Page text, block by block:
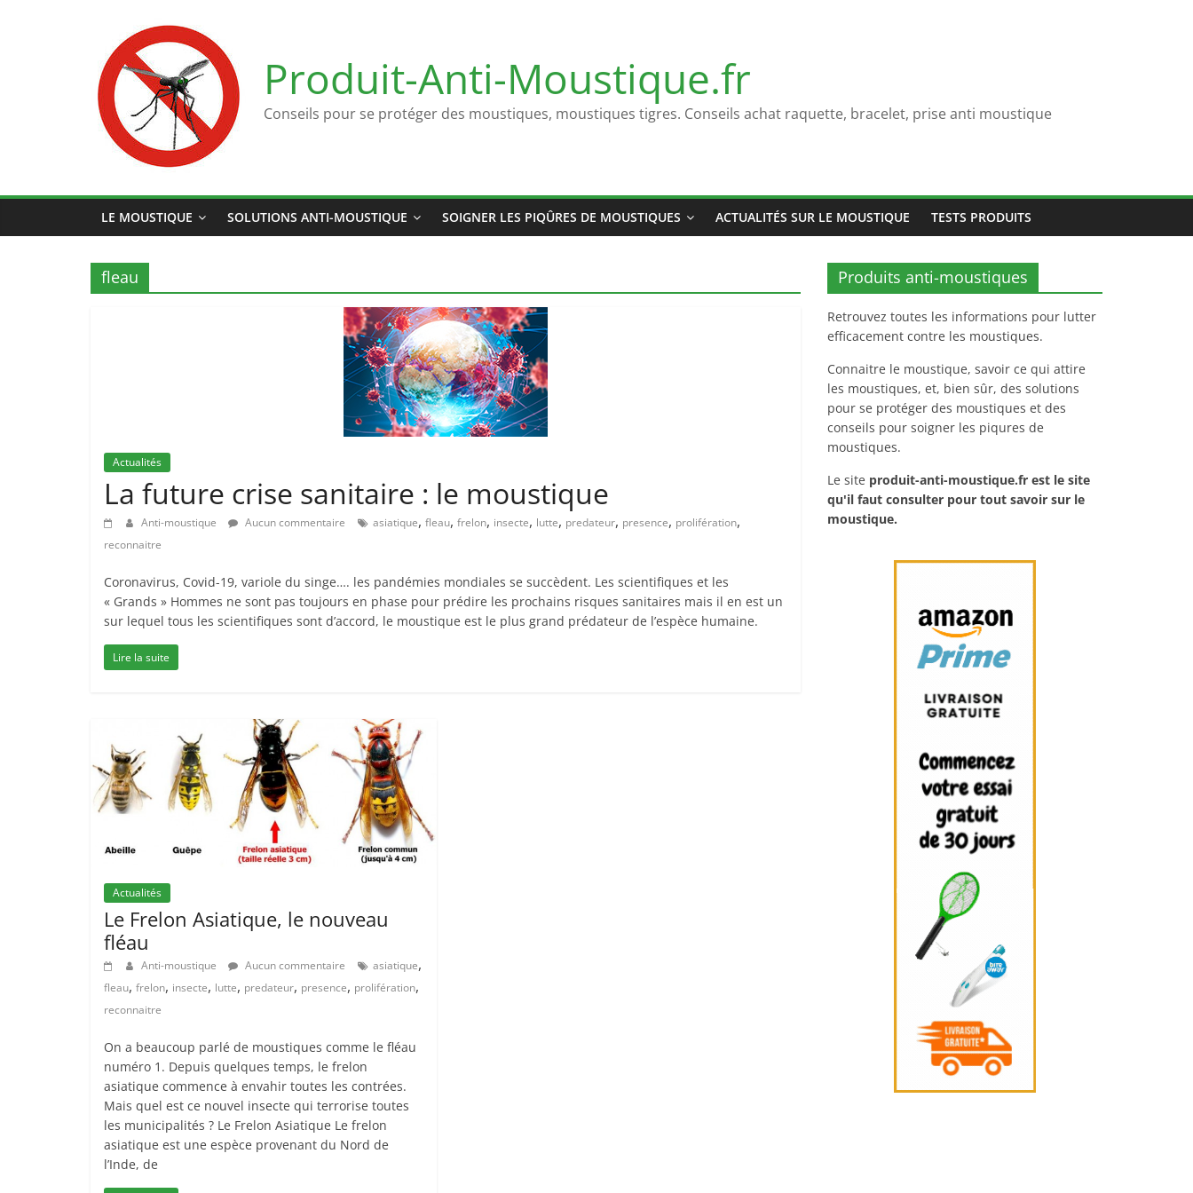
Produit-Anti-Moustique.fr
Conseils pour se protéger des moustiques, moustiques tigres. Conseils achat raquette, bracelet, prise anti moustique
LE MOUSTIQUE SOLUTIONS ANTI-MOUSTIQUE SOIGNER LES PIQÛRES DE MOUSTIQUES ACTUALITÉS SUR LE MOUSTIQUE TESTS PRODUITS
fleau
Actualités
La future crise sanitaire : le moustique
Anti-moustique Aucun commentaire asiatique, fleau, frelon, insecte, lutte, predateur, presence, prolifération,
reconnaitre
Coronavirus, Covid-19, variole du singe…. les pandémies mondiales se succèdent. Les scientifiques et les
« Grands » Hommes ne sont pas toujours en phase pour prédire les prochains risques sanitaires mais il en est un
sur lequel tous les scientifiques sont d’accord, le moustique est le plus grand prédateur de l’espèce humaine.
Lire la suite
Actualités
Le Frelon Asiatique, le nouveau
fléau
Anti-moustique Aucun commentaire asiatique,
fleau, frelon, insecte, lutte, predateur, presence, prolifération,
reconnaitre
On a beaucoup parlé de moustiques comme le fléau
numéro 1. Depuis quelques temps, le frelon
asiatique commence à envahir toutes les contrées.
Mais quel est ce nouvel insecte qui terrorise toutes
les municipalités ? Le Frelon Asiatique Le frelon
asiatique est une espèce provenant du Nord de
l’Inde, de
Produits anti-moustiques
Retrouvez toutes les informations pour lutter
efficacement contre les moustiques.
Connaitre le moustique, savoir ce qui attire
les moustiques, et, bien sûr, des solutions
pour se protéger des moustiques et des
conseils pour soigner les piqures de
moustiques.
Le site produit-anti-moustique.fr est le site
qu'il faut consulter pour tout savoir sur le
moustique.